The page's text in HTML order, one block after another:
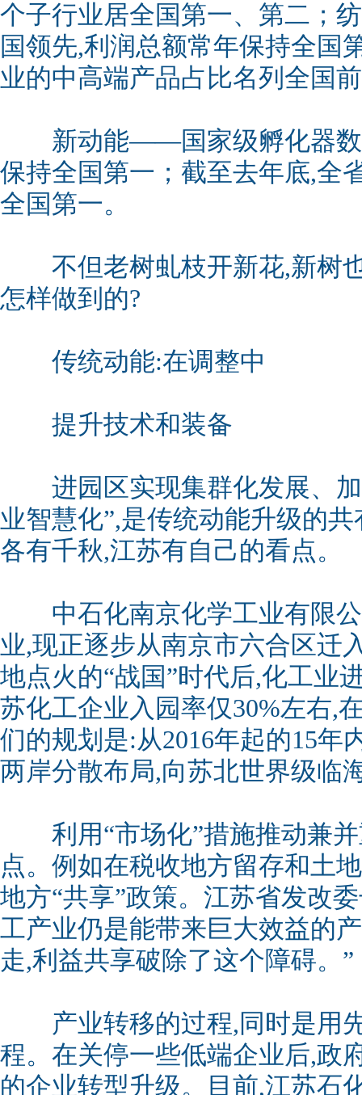
个子行业居全国第一、第二；
国领先,利润总额常年保持全
业的中高端产品占比名列全国
新动能——国家级孵化器数
保持全国第一；截至去年底,全
全国第一。
不但老树虬枝开新花,新树
怎样做到的?
传统动能:在调整中
提升技术和装备
进园区实现集群化发展、加
业智慧化”,是传统动能升级的
各有千秋,江苏有自己的看点。
中石化南京化学工业有限公
业,现正逐步从南京市六合区迁
地点火的“战国”时代后,化工业
苏化工企业入园率仅30%左右,
们的规划是:从2016年起的15年
两岸分散布局,向苏北世界级临
利用“市场化”措施推动兼并
点。例如在税收地方留存和土
地方“共享”政策。江苏省发改
工产业仍是能带来巨大效益的
走,利益共享破除了这个障碍。”
产业转移的过程,同时是用
程。在关停一些低端企业后,政
的企业转型升级。目前,江苏石